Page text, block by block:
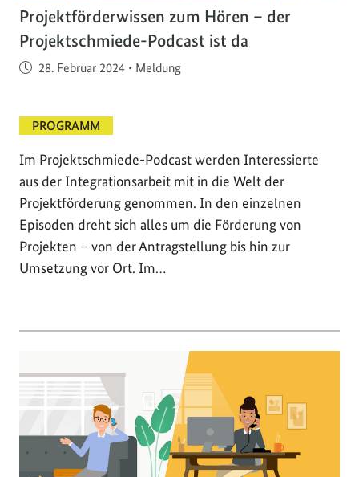
Projektförderwissen zum Hören – der
Projektschmiede-Podcast ist da
Veröffentlicht am
28. Februar 2024 • Meldung
PROGRAMM
Im Projektschmiede-Podcast werden Interessierte
aus der Integrationsarbeit mit in die Welt der
Projektförderung genommen. In den einzelnen
Episoden dreht sich alles um die Förderung von
Projekten – von der Antragstellung bis hin zur
Umsetzung vor Ort. Im…